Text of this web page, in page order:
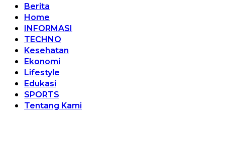
Berita
Home
INFORMASI
TECHNO
Kesehatan
Ekonomi
Lifestyle
Edukasi
SPORTS
Tentang Kami